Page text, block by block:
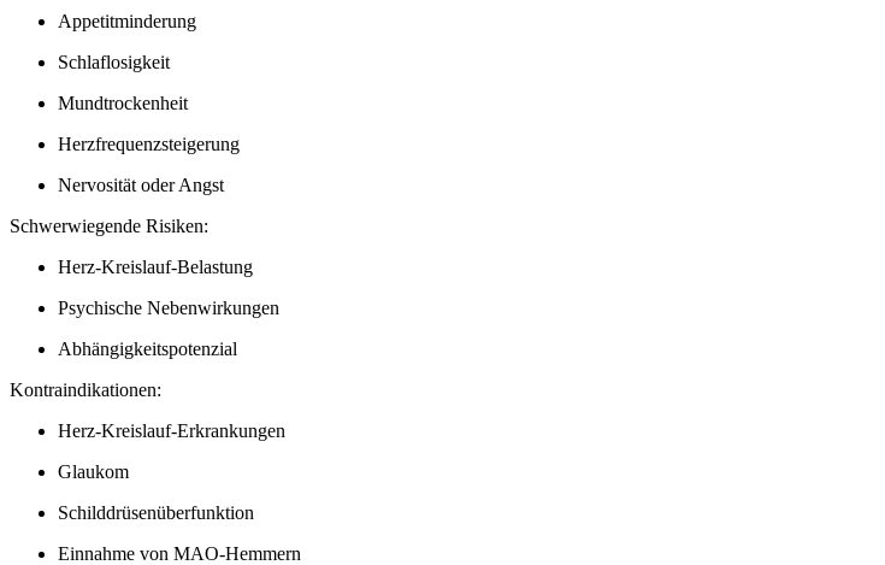
Appetitminderung
Schlaflosigkeit
Mundtrockenheit
Herzfrequenzsteigerung
Nervosität oder Angst
Schwerwiegende Risiken:
Herz-Kreislauf-Belastung
Psychische Nebenwirkungen
Abhängigkeitspotenzial
Kontraindikationen:
Herz-Kreislauf-Erkrankungen
Glaukom
Schilddrüsenüberfunktion
Einnahme von MAO-Hemmern